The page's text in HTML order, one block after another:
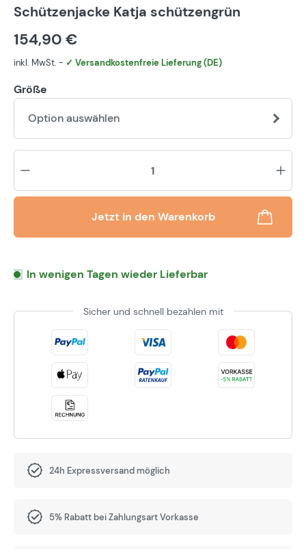
Durchschnittliche Bewertung von 5 von 5 Sternen
Schützenjacke Katja schützengrün
154,90 €
inkl. MwSt. - ✓ Versandkostenfreie Lieferung (DE)
Größe
Option auswählen
Jetzt in den Warenkorb
In wenigen Tagen wieder Lieferbar
Sicher und schnell bezahlen mit
24h Expressversand möglich
5% Rabatt bei Zahlungsart Vorkasse